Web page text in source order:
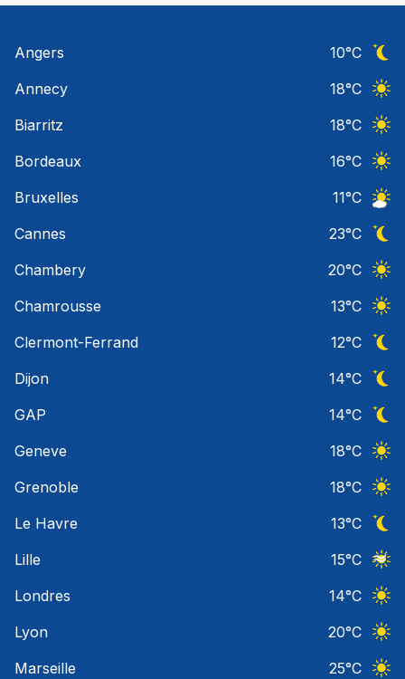
Angers 10°C
Annecy
18°C
Biarritz
18°C
Bordeaux
16°C
Bruxelles
11°C
Cannes
23°C
Chambery
20°C
Chamrousse
13°C
Clermont-Ferrand
12°C
Dijon
14°C
GAP
14°C
Geneve
18°C
Grenoble
18°C
Le Havre
13°C
Lille
15°C
Londres
14°C
Lyon
20°C
Marseille
25°C